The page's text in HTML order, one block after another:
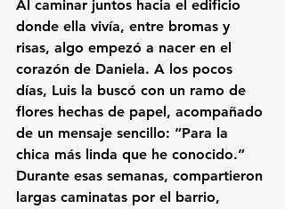
Al caminar juntos hacia el edificio
donde ella vivía, entre bromas y
risas, algo empezó a nacer en el
corazón de Daniela. A los pocos
días, Luis la buscó con un ramo de
flores hechas de papel, acompañado
de un mensaje sencillo: “Para la
chica más linda que he conocido.”
Durante esas semanas, compartieron
largas caminatas por el barrio,